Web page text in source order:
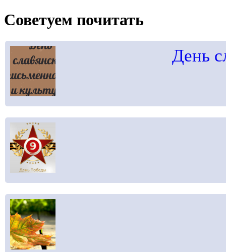
Советуем почитать
День